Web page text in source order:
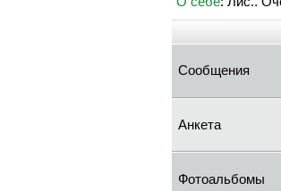
Сообщения
Анкета
Фотоальбомы